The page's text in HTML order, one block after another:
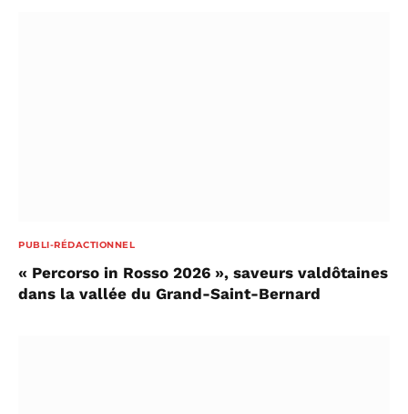
PUBLI-RÉDACTIONNEL
« Percorso in Rosso 2026 », saveurs valdôtaines
dans la vallée du Grand-Saint-Bernard